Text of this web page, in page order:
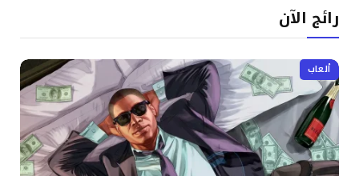
رائج الآن
ألعاب